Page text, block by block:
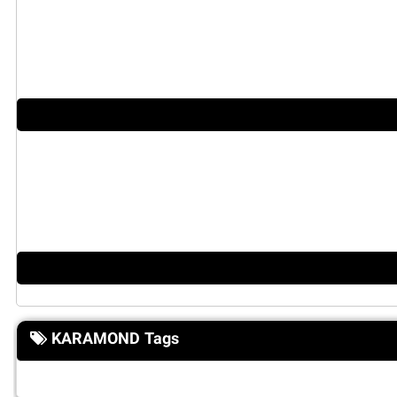
KARAMOND Tags